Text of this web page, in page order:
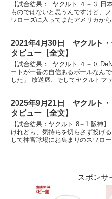
【試合結果： ヤクルト ４－３ 日
ものではないと思うんですけど、
ワローズに入ってまたアメリカか
2021年4月30日 ヤクルト
タビュー【全文】
【試合結果： ヤクルト ４－０
ートが一番の自信あるボールなん
した」 放送席、そしてヤクルトフ
2025年9月21日 ヤクルト
タビュー【全文】
【試合結果：ヤクルト 8－1 阪神
けれども、気持ちを切らさず投げ
して神宮球場にお集まりのスワロ
スポンサ